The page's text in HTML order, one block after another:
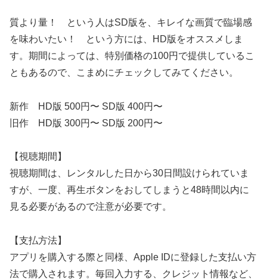
質より量！ という人はSD版を、キレイな画質で臨場感
を味わいたい！ という方には、HD版をオススメしま
す。期間によっては、特別価格の100円で提供しているこ
ともあるので、こまめにチェックしてみてください。
新作 HD版 500円〜 SD版 400円〜
旧作 HD版 300円〜 SD版 200円〜
【視聴期間】
視聴期間は、レンタルした日から30日間設けられていま
すが、一度、再生ボタンをおしてしまうと48時間以内に
見る必要があるので注意が必要です。
【支払方法】
アプリを購入する際と同様、Apple IDに登録した支払い方
法で購入されます。毎回入力する、クレジット情報など、